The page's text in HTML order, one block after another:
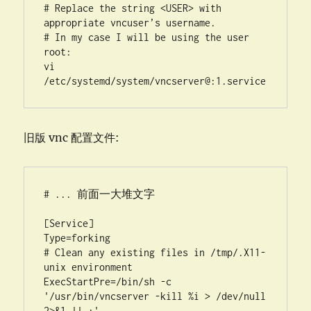
# Replace the string <USER> with
appropriate vncuser’s username.
# In my case I will be using the user
root:
vi
/etc/systemd/system/vncserver@:1.service
旧版 vnc 配置文件:
# ... 前面一大堆文字
[Service]
Type=forking
# Clean any existing files in /tmp/.X11-
unix environment
ExecStartPre=/bin/sh -c
'/usr/bin/vncserver -kill %i > /dev/null